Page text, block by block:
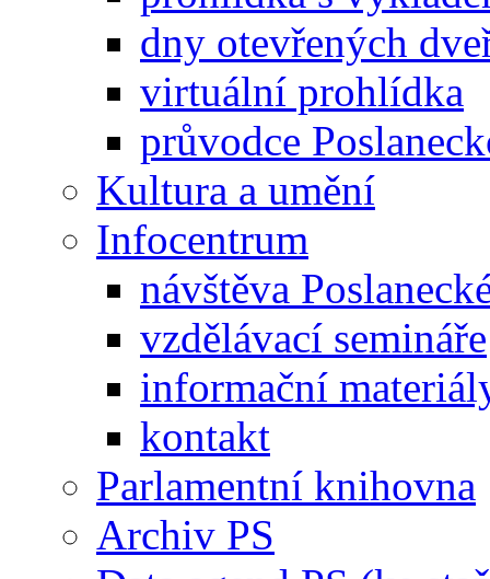
dny otevřených
virtuální prohlídka
průvodce
Kultura a umění
Infocentrum
návštěva
vzdělávací semináře
informační
kontakt
Parlamentní knihovna
Archiv PS